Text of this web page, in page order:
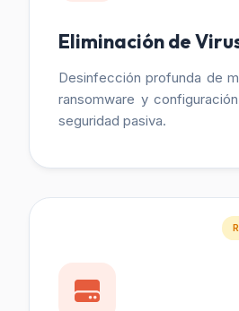
Eliminación de
Desinfección profunda de
ransomware y
seguridad pasiva.